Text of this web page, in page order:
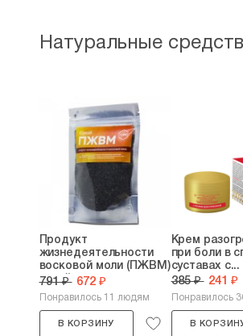
Натуральные
Продукт
жизнедеятельности
восковой моли (ПЖВМ)
сухой...
791 ₽ 672 ₽
Понравилось 11 людям
В КОРЗИНУ
Крем
при боли в
суставах с...
385 ₽ 241 ₽
Понравилось
В